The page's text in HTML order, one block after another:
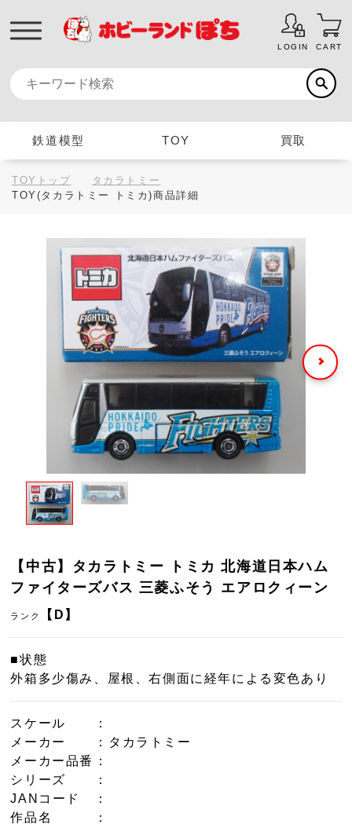
LOGIN CART
鉄道模型 TOY 買取
TOYトップ
タカラトミー
TOY(タカラトミー トミカ)商品詳細
【中古】タカラトミー トミカ 北海道日本ハム
ファイターズバス 三菱ふそう エアロクィーン
ランク 【D】
■状態
外箱多少傷み、屋根、右側面に経年による変色あり
スケール
：
メーカー
：タカラトミー
メーカー品番
：
シリーズ
：
JANコード
：
作品名
：